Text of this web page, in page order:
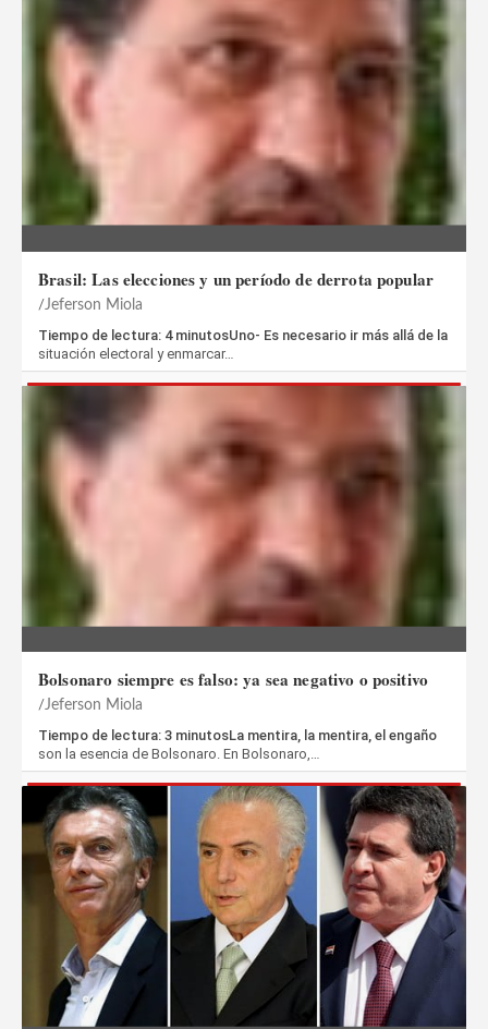
Brasil: Las elecciones y un período de derrota popular
Jeferson Miola
Tiempo de lectura: 4 minutosUno- Es necesario ir más allá de la
situación electoral y enmarcar…
Bolsonaro siempre es falso: ya sea negativo o positivo
Jeferson Miola
Tiempo de lectura: 3 minutosLa mentira, la mentira, el engaño
son la esencia de Bolsonaro. En Bolsonaro,…